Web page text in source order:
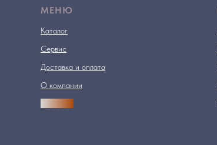
МЕНЮ
Каталог
Сервис
Доставка и оплата
О компании